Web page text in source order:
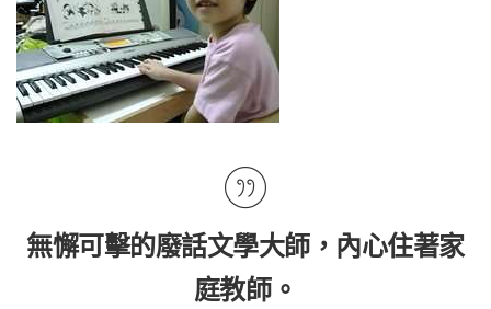
無懈可擊的廢話文學大師，內心住著家
庭教師。